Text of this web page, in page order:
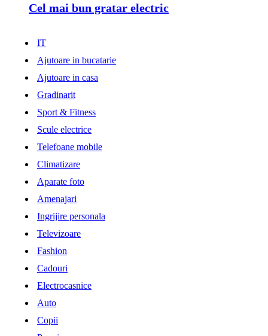
Cel mai bun gratar electric
IT
Ajutoare in bucatarie
Ajutoare in casa
Gradinarit
Sport & Fitness
Scule electrice
Telefoane mobile
Climatizare
Aparate foto
Amenajari
Ingrijire personala
Televizoare
Fashion
Cadouri
Electrocasnice
Auto
Copii